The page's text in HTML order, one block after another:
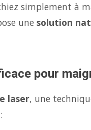
simplement à
une solution
pour
laser, une